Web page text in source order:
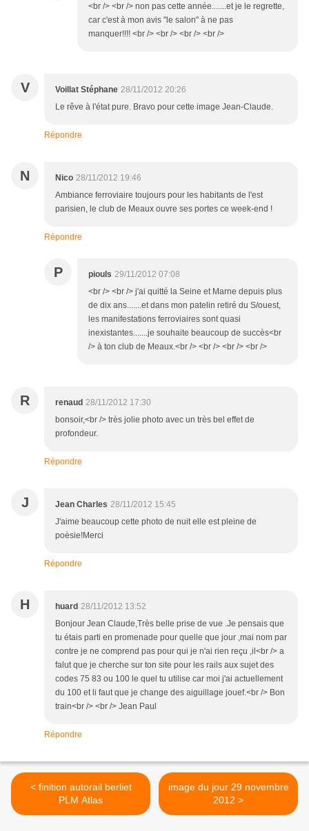
<br /> <br /> non pas cette année.......et je le regrette,
car c'est à mon avis "le salon" à ne pas
manquer!!!! <br /> <br /> <br /> <br />
V Voillat Stéphane 28/11/2012 20:26
Le rêve à l'état pure. Bravo pour cette image Jean-Claude.
Répondre
N Nico 28/11/2012 19:46
Ambiance ferroviaire toujours pour les habitants de l'est
parisien, le club de Meaux ouvre ses portes ce week-end !
Répondre
P piouls 29/11/2012 07:08
<br /> <br /> j'ai quitté la Seine et Marne depuis plus
de dix ans.......et dans mon patelin retiré du S/ouest,
les manifestations ferroviaires sont quasi
inexistantes.......je souhaite beaucoup de succès<br
/> à ton club de Meaux.<br /> <br /> <br /> <br />
R renaud 28/11/2012 17:30
bonsoir,<br /> très jolie photo avec un très bel effet de
profondeur.
Répondre
J Jean Charles 28/11/2012 15:45
J'aime beaucoup cette photo de nuit elle est pleine de
poèsie!Merci
Répondre
H huard 28/11/2012 13:52
Bonjour Jean Claude,Très belle prise de vue .Je pensais que
tu étais parti en promenade pour quelle que jour ,mai nom par
contre je ne comprend pas pour qui je n'ai rien reçu ,il<br /> a
falut que je cherche sur ton site pour les rails aux sujet des
codes 75 83 ou 100 le quel tu utilise car moi j'ai actuellement
du 100 et li faut que je change des aiguillage jouef.<br /> Bon
train<br /> <br /> Jean Paul
Répondre
< finition autorail berliet
PLM Atlas
image du jour 29 novembre
2012 >